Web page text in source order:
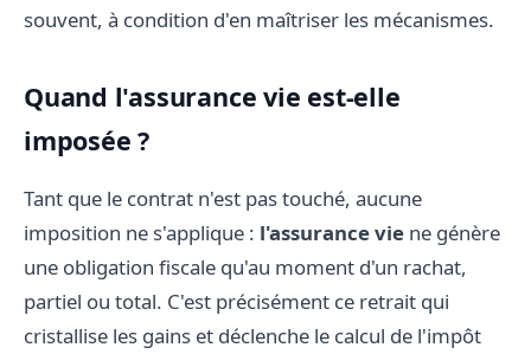
souvent, à condition d'en maîtriser les mécanismes.
Quand l'assurance vie est-elle
imposée ?
Tant que le contrat n'est pas touché, aucune
imposition ne s'applique : l'assurance vie ne génère
une obligation fiscale qu'au moment d'un rachat,
partiel ou total. C'est précisément ce retrait qui
cristallise les gains et déclenche le calcul de l'impôt